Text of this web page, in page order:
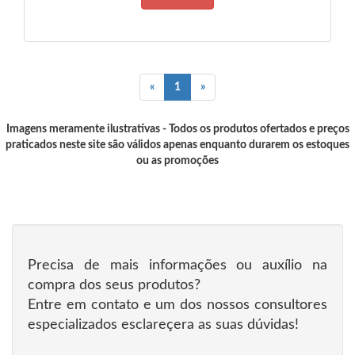
« 1 »
Imagens meramente ilustrativas - Todos os produtos ofertados e preços
praticados neste site são válidos apenas enquanto durarem os estoques
ou as promoções
Precisa de mais informações ou auxílio na
compra dos seus produtos?
Entre em contato e um dos nossos consultores
especializados esclareçera as suas dúvidas!